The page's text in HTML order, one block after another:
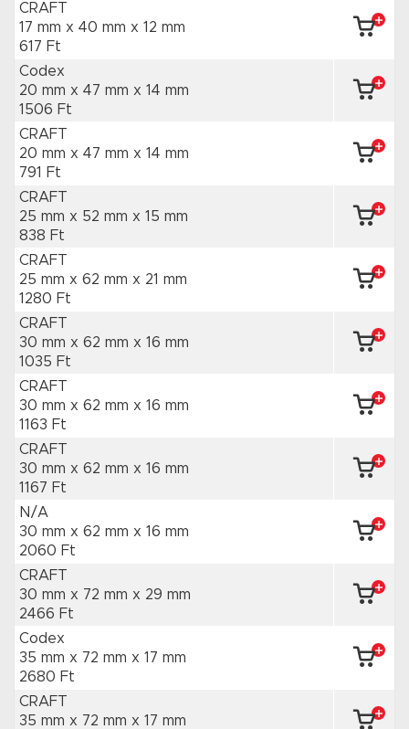
CRAFT
17 mm x 40 mm x 12 mm
617 Ft
Codex
20 mm x 47 mm x 14 mm
1506 Ft
CRAFT
20 mm x 47 mm x 14 mm
791 Ft
CRAFT
25 mm x 52 mm x 15 mm
838 Ft
CRAFT
25 mm x 62 mm x 21 mm
1280 Ft
CRAFT
30 mm x 62 mm x 16 mm
1035 Ft
CRAFT
30 mm x 62 mm x 16 mm
1163 Ft
CRAFT
30 mm x 62 mm x 16 mm
1167 Ft
N/A
30 mm x 62 mm x 16 mm
2060 Ft
CRAFT
30 mm x 72 mm x 29 mm
2466 Ft
Codex
35 mm x 72 mm x 17 mm
2680 Ft
CRAFT
35 mm x 72 mm x 17 mm